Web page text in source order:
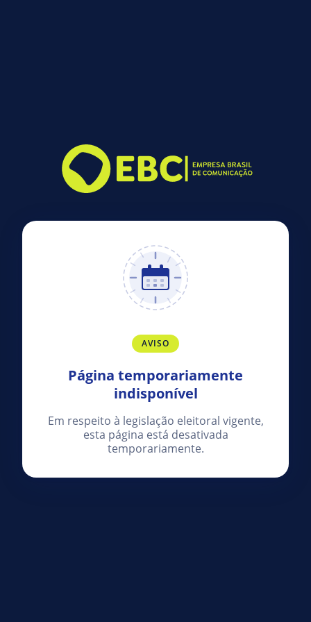
AVISO
Página temporariamente
indisponível
Em respeito à legislação eleitoral vigente,
esta página está desativada
temporariamente.